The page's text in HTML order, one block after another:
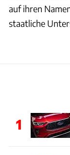
auf ihren
staatliche
1